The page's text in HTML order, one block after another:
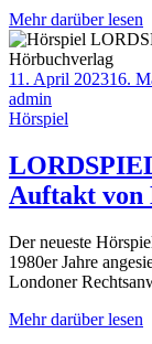
Mehr darüber lesen
11. April 202316.
admin
Hörspiel
Auftakt
Der neueste
1980er Jahre
Londoner
Mehr darüber lesen